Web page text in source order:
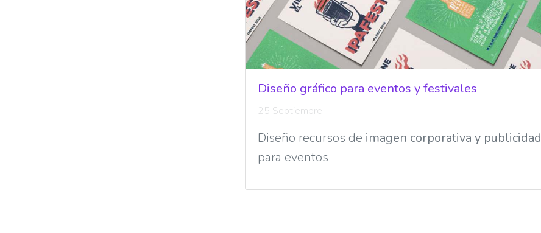
Diseño gráfico para eventos y festivales
25 Septiembre
Diseño recursos de imagen corporativa y publicidad
para eventos